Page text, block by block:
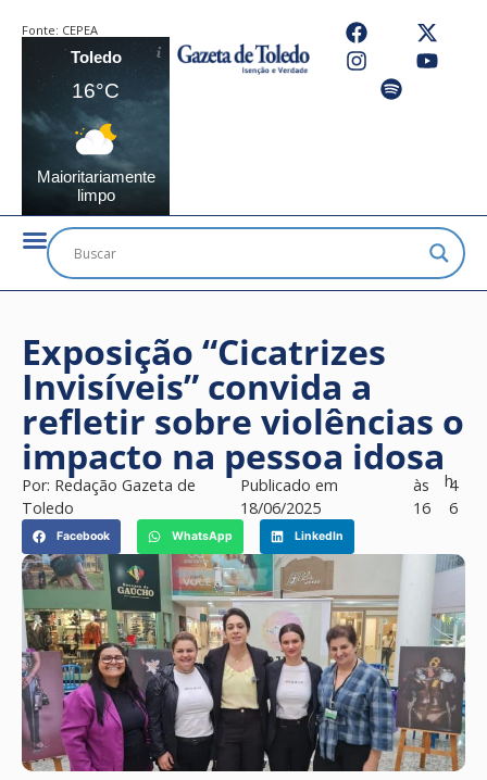
Fonte: CEPEA
Toledo
16°C
Maioritariamente
limpo
Exposição “Cicatrizes
Invisíveis” convida a
refletir sobre violências o
impacto na pessoa idosa
Por: Redação Gazeta de
Toledo
Publicado em
18/06/2025
às
16
h4
6
Facebook WhatsApp LinkedIn